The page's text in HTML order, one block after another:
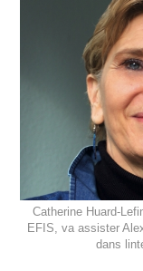
Catherine Huard-
EFIS, va assister
dans